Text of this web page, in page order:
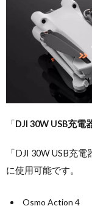
「DJI 30W USB充電
「DJI 30W USB充
に使用可能です。
Osmo Action 4